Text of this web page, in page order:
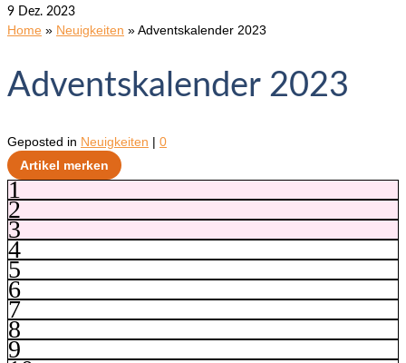
9 Dez. 2023
Home » Neuigkeiten »Adventskalender 2023
Adventskalender 2023
Geposted in Neuigkeiten | 0
Artikel merken
1
2
3
4
5
6
7
8
9